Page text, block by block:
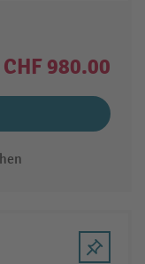
CHF 980.00